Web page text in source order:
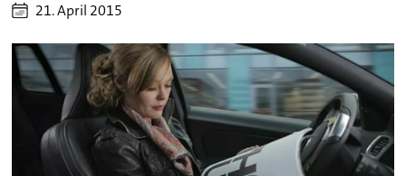
21. April 2015